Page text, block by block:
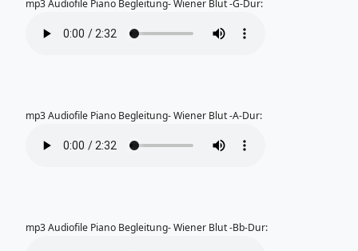
mp3 Audiofile Piano Begleitung- Wiener Blut -G-Dur:
mp3 Audiofile Piano Begleitung- Wiener Blut -A-Dur:
mp3 Audiofile Piano Begleitung- Wiener Blut -Bb-Dur: